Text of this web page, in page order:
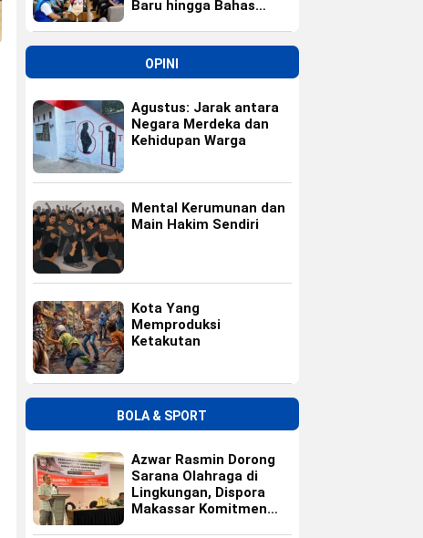
Baru hingga Bahas
OPINI
Agustus: Jarak antara
Negara Merdeka dan
Kehidupan Warga
Mental Kerumunan dan
Main Hakim Sendiri
Kota Yang
Memproduksi
Ketakutan
BOLA & SPORT
Azwar Rasmin Dorong
Sarana Olahraga di
Lingkungan, Dispora
Makassar Komitmen